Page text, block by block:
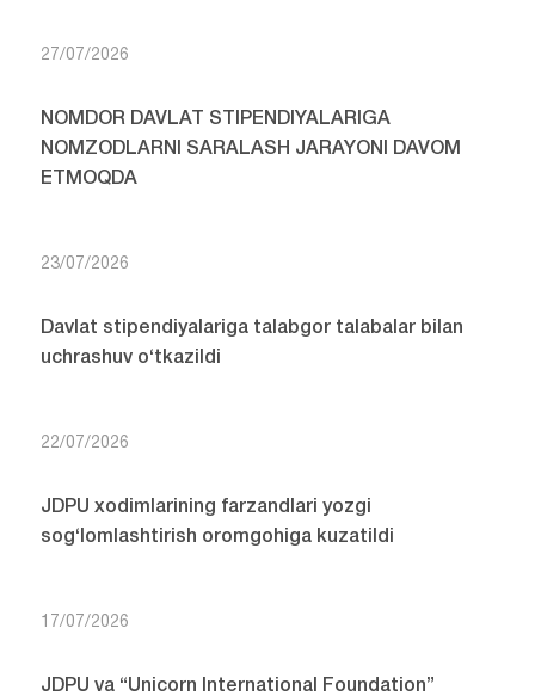
27/07/2026
NOMDOR DAVLAT STIPENDIYALARIGA
NOMZODLARNI SARALASH JARAYONI DAVOM
ETMOQDA
23/07/2026
Davlat stipendiyalariga talabgor talabalar bilan
uchrashuv o‘tkazildi
22/07/2026
JDPU xodimlarining farzandlari yozgi
sog‘lomlashtirish oromgohiga kuzatildi
17/07/2026
JDPU va “Unicorn International Foundation”